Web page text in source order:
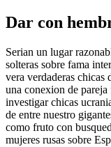
Dar con
Serian un lugar
solteras sobre fama
vera verdaderas chicas
una conexion de pareja
investigar chicas
de entre nuestro
como fruto con
mujeres rusas sobre